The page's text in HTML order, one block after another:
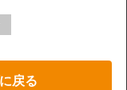
戻る